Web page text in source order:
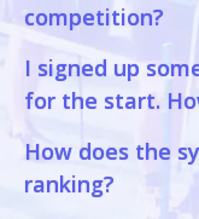
competition?
I signed up
for the start.
How does the
ranking?